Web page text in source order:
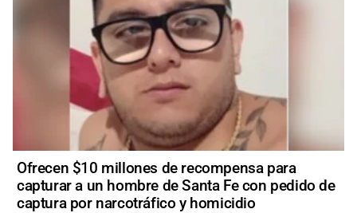
Ofrecen $10 millones de recompensa para
capturar a un hombre de Santa Fe con pedido de
captura por narcotráfico y homicidio